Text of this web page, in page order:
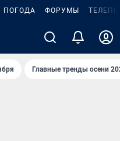
ПОГОДА ФОРУМЫ
Главные тренды осени